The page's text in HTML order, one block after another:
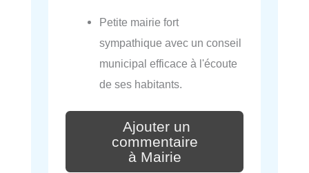
Petite mairie fort
sympathique avec un conseil
municipal efficace à l'écoute
de ses habitants.
Ajouter un
commentaire
à Mairie